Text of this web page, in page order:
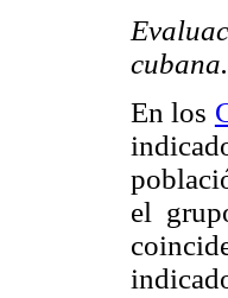
cubana.
En los
el